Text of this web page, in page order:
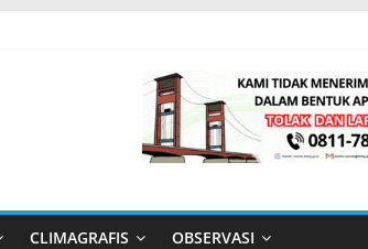
CLIMAGRAFIS OBSERVASI